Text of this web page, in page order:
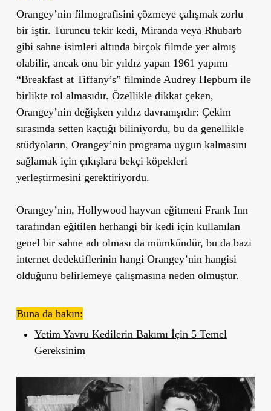
Orangey’nin filmografisini çözmeye çalışmak zorlu
bir iştir. Turuncu tekir kedi, Miranda veya Rhubarb
gibi sahne isimleri altında birçok filmde yer almış
olabilir, ancak onu bir yıldız yapan 1961 yapımı
“Breakfast at Tiffany’s” filminde Audrey Hepburn ile
birlikte rol almasıdır. Özellikle dikkat çeken,
Orangey’nin değişken yıldız davranışıdır: Çekim
sırasında setten kaçtığı biliniyordu, bu da genellikle
stüdyoların, Orangey’nin programa uygun kalmasını
sağlamak için çıkışlara bekçi köpekleri
yerleştirmesini gerektiriyordu.
Orangey’nin, Hollywood hayvan eğitmeni Frank Inn
tarafından eğitilen herhangi bir kedi için kullanılan
genel bir sahne adı olması da mümkündür, bu da bazı
internet dedektiflerinin hangi Orangey’nin hangisi
olduğunu belirlemeye çalışmasına neden olmuştur.
Buna da bakın:
Yetim Yavru Kedilerin Bakımı İçin 5 Temel
Gereksinim